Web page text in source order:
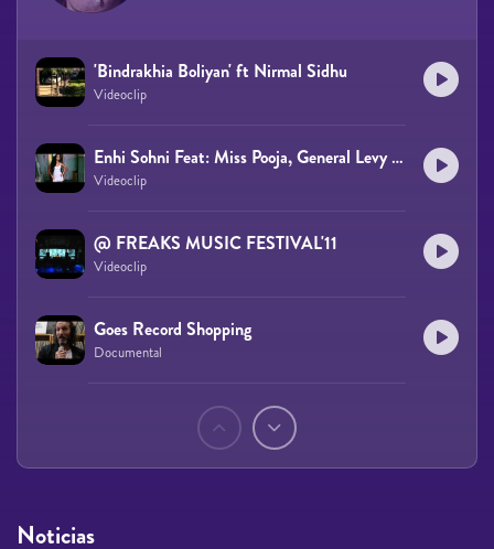
Noticias
'Bindrakhia Boliyan' ft Nirmal Sidhu
Videoclip
Enhi Sohni Feat: Miss Pooja, General Levy & TS Theer
Videoclip
@ FREAKS MUSIC FESTIVAL'11
Videoclip
Goes Record Shopping
Documental